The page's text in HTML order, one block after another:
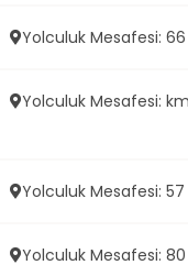
Yolculuk Mesafesi:
Yolculuk Mesafesi: km
Yolculuk Mesafesi:
Yolculuk Mesafesi: